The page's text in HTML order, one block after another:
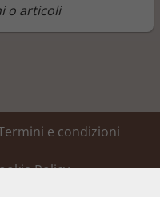
o articoli
e condizioni
Policy